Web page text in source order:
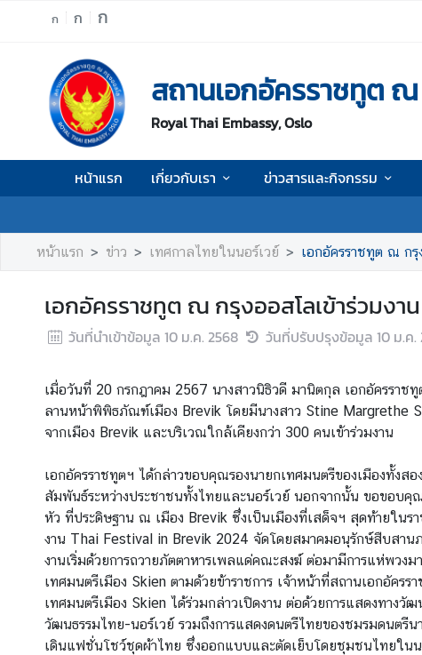
ก ก ก
สถานเอกอัครราชทูต
Royal Thai Embassy, Oslo
หน้าแรก เกี่ยวกับเรา ข่าวสารและกิจกรรม
น้
ก
เ
ย
บ
ข่
ว
ส
า
ร
แ
ล
ะ
กิ
จ
หน้าแรก ข่าว เทศกาลไทยในนอร์เวย์ เอกอัครราชทูต ณ ก
เอกอัครราชทูต ณ กรุงออสโลเข้าร่วมง
วันที่นำเข้าข้อมูล 10 ม.ค. 2568 วันที่ปรับปรุงข้อมูล 10 ม.ค.
เมื่อวันที่ 20 กรกฎาคม 2567 นางสาวนิธิวดี มานิตกุล เอกอัครรา
ลานหน้าพิพิธภัณฑ์เมือง Brevik โดยมีนางสาว Stine Margrethe
จากเมือง Brevik และบริเวณใกล้เคียงกว่า 300 คนเข้าร่วมงาน
เอกอัครราชทูตฯ ได้กล่าวขอบคุณรองนายกเทศมนตรีของเมืองทั้งส
สัมพันธ์ระหว่างประชาชนทั้งไทยและนอร์เวย์ นอกจากนั้น ขอขอบ
หัว ที่ประดิษฐาน ณ เมือง Brevik ซึ่งเป็นเมืองที่เสด็จฯ สุดท้ายใน
งาน Thai Festival in Brevik 2024 จัดโดยสมาคมอนุรักษ์สืบสาน
งานเริ่มด้วยการถวายภัตตาหารเพลแด่คณะสงฆ์ ต่อมามีการแห่พวง
เทศมนตรีเมือง Skien ตามด้วยข้าราชการ เจ้าหน้าที่สถานเอกอัค
เทศมนตรีเมือง Skien ได้ร่วมกล่าวเปิดงาน ต่อด้วยการแสดงทา
วัฒนธรรมไทย-นอร์เวย์ รวมถึงการแสดงดนตรีไทยของชมรมดนตรี
เดินแฟชั่นโชว์ชุดผ้าไทย ซึ่งออกแบบและตัดเย็บโดยชุมชนไทยในน